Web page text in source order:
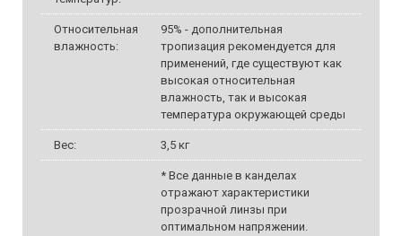
Относительная
влажность:
95% - дополнительная
тропизация рекомендуется для
применений, где существуют как
высокая относительная
влажность, так и высокая
температура окружающей среды
Вес: 3,5 кг
* Все данные в канделах
отражают характеристики
прозрачной линзы при
оптимальном напряжении.